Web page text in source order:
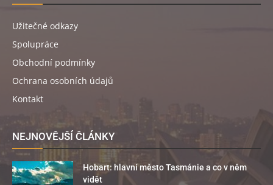
Užitečné odkazy
Spolupráce
Obchodní podmínky
Ochrana osobních údajů
Kontakt
NEJNOVĚJŠÍ ČLÁNKY
Hobart: hlavní město Tasmánie a co v něm
vidět